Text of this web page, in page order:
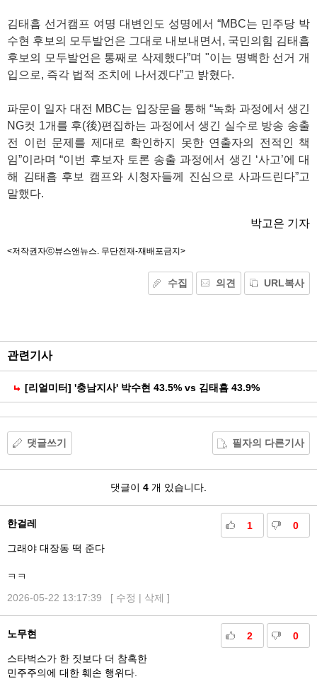
김태흠 선거캠프 여명 대변인도 성명에서 “MBC는 민주당 박
수현 후보의 모두발언은 그대로 내보내면서, 국민의힘 김태흠
후보의 모두발언은 통째로 삭제했다”며 "이는 명백한 선거 개
입으로, 즉각 법적 조치에 나서겠다”고 밝혔다.
파문이 일자 대전 MBC는 입장문을 통해 “녹화 과정에서 생긴
NG컷 1개를 후(後)편집하는 과정에서 생긴 실수로 방송 송출
전 이런 문제를 제대로 확인하지 못한 연출자의 전적인 책
임”이라며 “이번 후보자 토론 송출 과정에서 생긴 ‘사고’에 대
해 김태흠 후보 캠프와 시청자들께 진심으로 사과드린다”고
말했다.
박고은 기자
<저작권자ⓒ뷰스앤뉴스. 무단전재-재배포금지>
수집 의견 URL복사
공
유
관련기사
[리얼미터] '충남지사' 박수현 43.5% vs 김태흠 43.9%
댓글쓰기 필자의 다른기사
글
댓글이 4 개 있습니다.
1 0
한걸레
그래야 대장동 떡 준다
ㅋㅋ
2026-05-22 13:17:39 [ 수정 | 삭제 ]
2 0
노무현
스타벅스가 한 짓보다 더 참혹한
민주주의에 대한 훼손 행위다.